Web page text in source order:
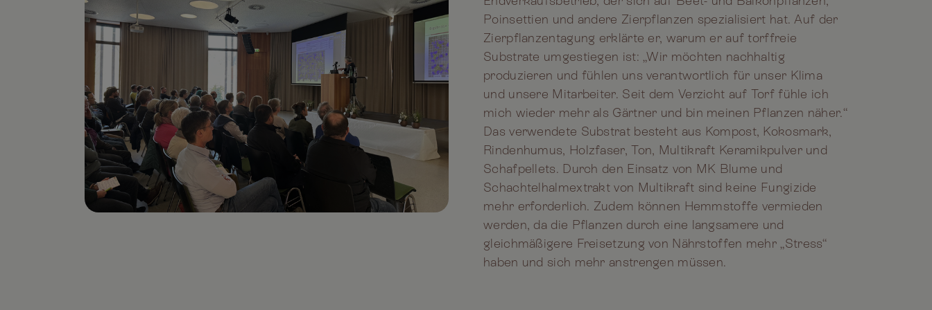
Poinsettien und andere Zierpflanzen spezialisiert hat. Auf der
Zierpflanzentagung erklärte er, warum er auf torffreie
Substrate umgestiegen ist: „Wir möchten nachhaltig
produzieren und fühlen uns verantwortlich für unser Klima
und unsere Mitarbeiter. Seit dem Verzicht auf Torf fühle ich
mich wieder mehr als Gärtner und bin meinen Pflanzen näher.“
Das verwendete Substrat besteht aus Kompost, Kokosmark,
Rindenhumus, Holzfaser, Ton, Multikraft Keramikpulver und
Schafpellets. Durch den Einsatz von MK Blume und
Schachtelhalmextrakt von Multikraft sind keine Fungizide
mehr erforderlich. Zudem können Hemmstoffe vermieden
werden, da die Pflanzen durch eine langsamere und
gleichmäßigere Freisetzung von Nährstoffen mehr „Stress“
haben und sich mehr anstrengen müssen.